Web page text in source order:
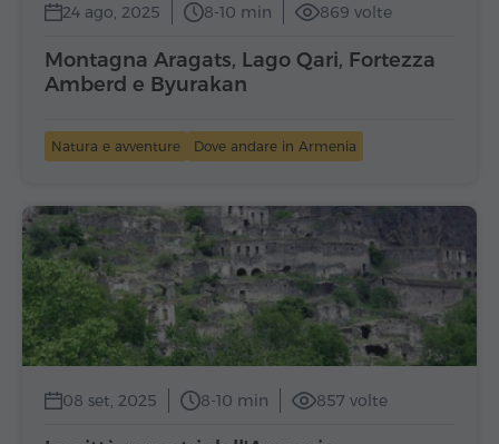
24 ago, 2025 8-10 min 869 volte
Montagna Aragats, Lago Qari, Fortezza
Amberd e Byurakan
Natura e avventure Dove andare in Armenia
08 set, 2025 8-10 min 857 volte